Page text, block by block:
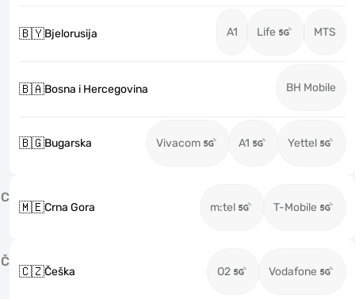
🇧🇾Bjelorusija A1 Life MTS
🇧🇦Bosna i Hercegovina BH Mobile
🇧🇬Bugarska Vivacom A1 Yettel
C
🇲🇪Crna Gora m:tel T-Mobile
Č
🇨🇿Češka O2 Vodafone